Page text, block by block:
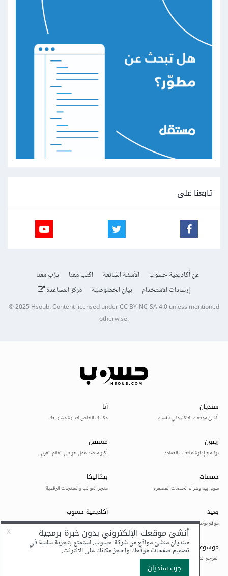
تابعنا على
عن أكاديمية حسوب الأسئلة الشائعة اكتب معنا
درّب معنا
إرشادات الاستخدام
بيان الخصوصية مركز المساعدة
© 2025Hsoub.Content licensed underCC BY-NC-SA 4.0unless mentioned
otherwise.